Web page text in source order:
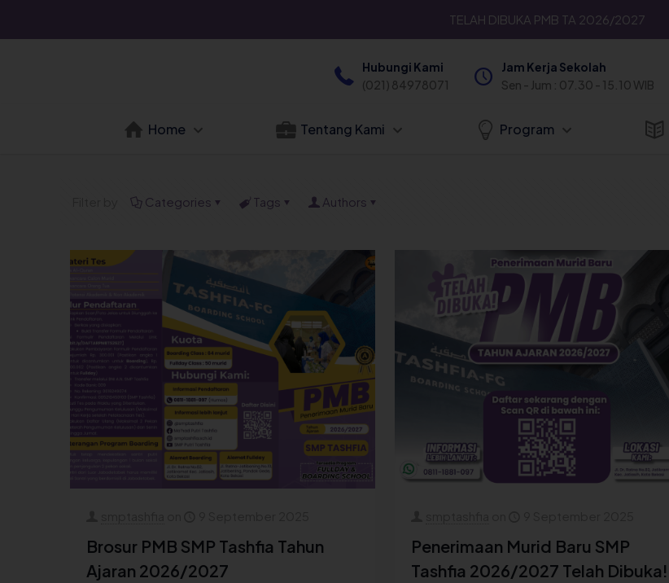
TELAH DIBUKA PMB TA 2026/2027
Hubungi Kami
(021) 84978071
Jam Kerja Sekolah
Sen - Jum : 07.30 - 15.10 WIB
Home Tentang Kami Program
Categories Tags Authors
Brosur PMB SMP Tashfia Tahun
Ajaran 2026/2027
Penerimaan Murid Baru SMP
Tashfia 2026/2027 Telah Dibuka!